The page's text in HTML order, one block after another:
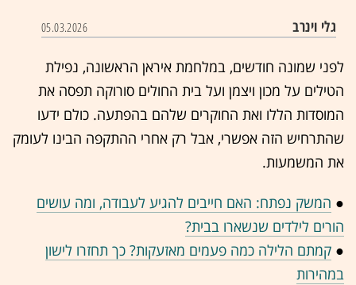
גלי וינרב 05.03.2026
לפני שמונה חודשים, במלחמת איראן הראשונה, נפילת
הטילים על מכון ויצמן ועל בית החולים סורוקה תפסה את
המוסדות הללו ואת החוקרים שלהם בהפתעה. כולם ידעו
שהתרחיש הזה אפשרי, אבל רק אחרי ההתקפה הבינו לעומק
את המשמעות.
● המשק נפתח: האם חייבים להגיע לעבודה, ומה עושים
הורים לילדים שנשארו בבית?
● קמתם הלילה כמה פעמים מאזעקות? כך תחזרו לישון
במהירות